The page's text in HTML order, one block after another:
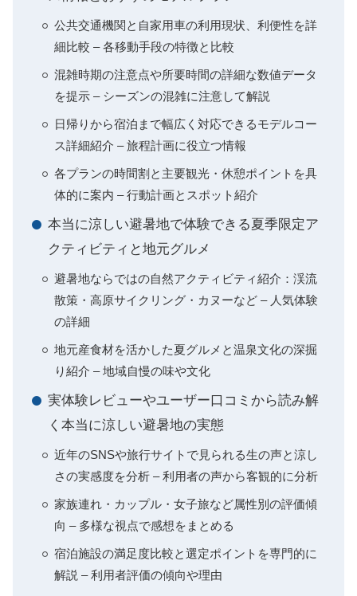
公共交通機関と自家用車の利用現状、利便性を詳
細比較 – 各移動手段の特徴と比較
混雑時期の注意点や所要時間の詳細な数値データ
を提示 – シーズンの混雑に注意して解説
日帰りから宿泊まで幅広く対応できるモデルコー
ス詳細紹介 – 旅程計画に役立つ情報
各プランの時間割と主要観光・休憩ポイントを具
体的に案内 – 行動計画とスポット紹介
本当に涼しい避暑地で体験できる夏季限定ア
クティビティと地元グルメ
避暑地ならではの自然アクティビティ紹介：渓流
散策・高原サイクリング・カヌーなど – 人気体験
の詳細
地元産食材を活かした夏グルメと温泉文化の深掘
り紹介 – 地域自慢の味や文化
実体験レビューやユーザー口コミから読み解
く本当に涼しい避暑地の実態
近年のSNSや旅行サイトで見られる生の声と涼し
さの実感度を分析 – 利用者の声から客観的に分析
家族連れ・カップル・女子旅など属性別の評価傾
向 – 多様な視点で感想をまとめる
宿泊施設の満足度比較と選定ポイントを専門的に
解説 – 利用者評価の傾向や理由